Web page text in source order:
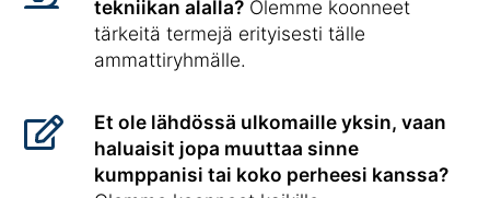
tekniikan alalla? Olemme koonneet
tärkeitä termejä erityisesti tälle
ammattiryhmälle.
Et ole lähdössä ulkomaille yksin, vaan
haluaisit jopa muuttaa sinne
kumppanisi tai koko perheesi kanssa?